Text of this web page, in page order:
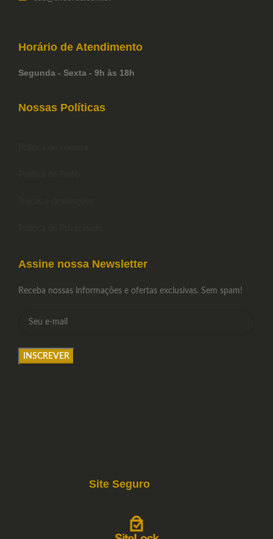
Horário de Atendimento
Segunda - Sexta - 9h às 18h
Nossas Políticas
Assine nossa Newsletter
Receba nossas informações e ofertas exclusivas. Sem spam!
Site Seguro